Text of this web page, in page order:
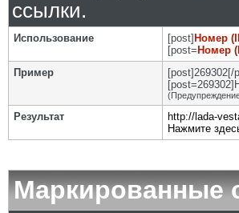
ссылки.
Использование [post] Номер
[post= Номер
Пример
[post]269302[/
Результат
http://lada-
Нажмите
Маркированные